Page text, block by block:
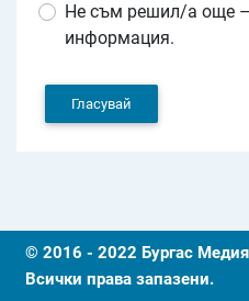
Не съм решил/а още
информация.
Гласувай
© 2016 - 2022 Бургас Медия
Всички права запазени.